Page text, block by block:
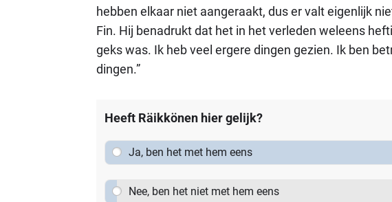
hebben elkaar niet aangeraakt, dus er valt eigenlijk
Fin. Hij benadrukt dat het in het verleden weleens
geks was. Ik heb veel ergere dingen gezien. Ik ben
dingen.”
Heeft Räikkönen hier gelijk?
Ja, ben het met hem eens
Nee, ben het niet met hem eens